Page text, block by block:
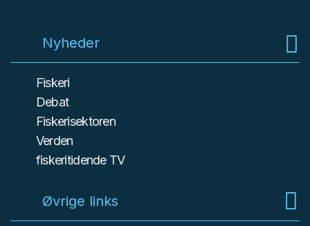
Nyheder
Fiskeri
Debat
Fiskerisektoren
Verden
fiskeritidende TV
Øvrige links